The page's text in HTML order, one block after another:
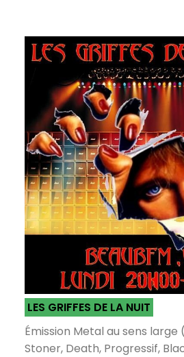
LES GRIFFES DE LA NUIT
Émission Metal au sens large
Stoner, Death, Progressif,